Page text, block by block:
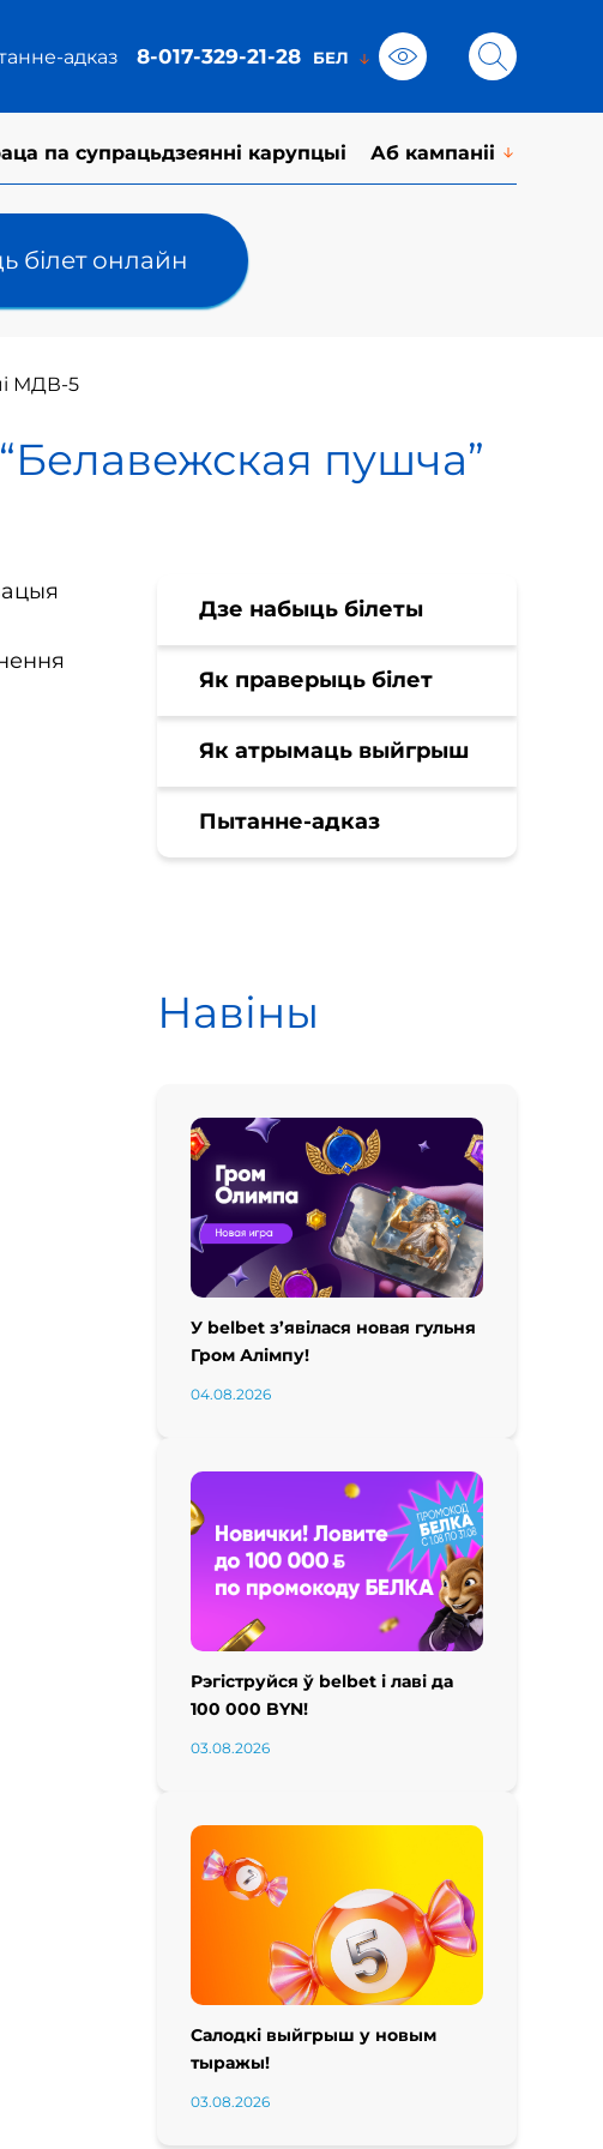
адказ 8-017-329-21-28
па супрацьдзеянні карупцыі Аб кампаніі
білет онлайн
МДВ-5
пушча”
Дзе набыць білеты
Як праверыць білет
Як атрымаць выйгрыш
Пытанне-адказ
Навіны
У belbet з’явілася новая гульня
Гром Алімпу!
04.08.2026
Рэгіструйся ў belbet і лаві да
100 000 BYN!
03.08.2026
Салодкі выйгрыш у новым
тыражы!
03.08.2026